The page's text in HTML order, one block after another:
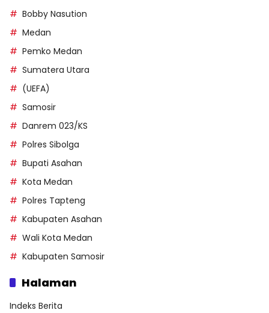
Bobby Nasution
Medan
Pemko Medan
Sumatera Utara
(UEFA)
Samosir
Danrem 023/KS
Polres Sibolga
Bupati Asahan
Kota Medan
Polres Tapteng
Kabupaten Asahan
Wali Kota Medan
Kabupaten Samosir
Halaman
Indeks Berita